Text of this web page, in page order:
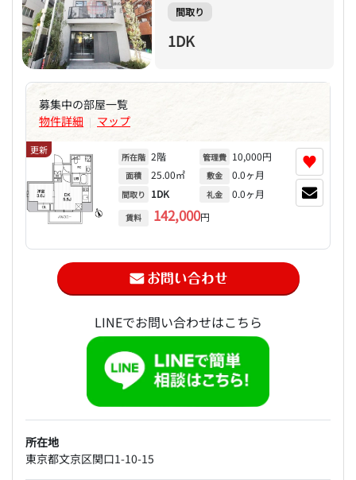
間取り
1DK
募集中の部屋一覧
物件詳細 | マップ
更新
所在階 2階
面積 25.00㎡
間取り 1DK
賃料 142,000円
管理費 10,000円
敷金 0.0ヶ月
礼金 0.0ヶ月
♥
LINEでお問い合わせはこちら
所在地
東京都文京区関口1-10-15